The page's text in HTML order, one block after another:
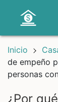
Inicio
de empeño
personas
¿por qué las casas de empeño